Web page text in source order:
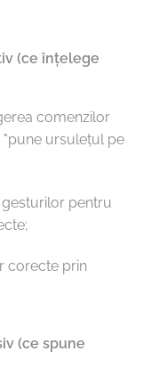
(ce înțelege
comenzilor
"pune ursulețul pe
pentru
corecte prin
(ce spune